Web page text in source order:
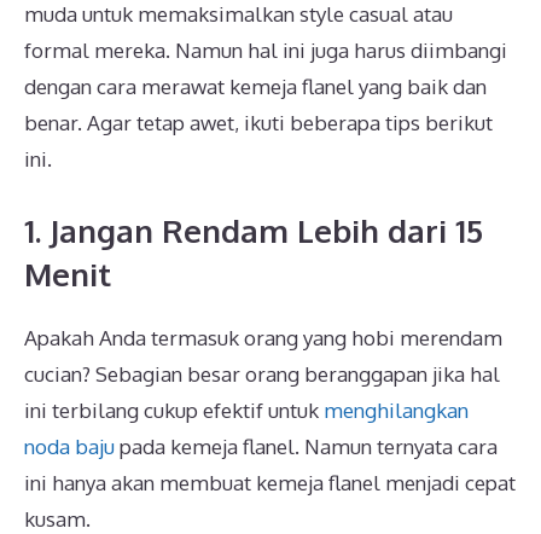
muda untuk memaksimalkan style casual atau
formal mereka. Namun hal ini juga harus diimbangi
dengan cara merawat kemeja flanel yang baik dan
benar. Agar tetap awet, ikuti beberapa tips berikut
ini.
1. Jangan Rendam Lebih dari 15
Menit
Apakah Anda termasuk orang yang hobi merendam
cucian? Sebagian besar orang beranggapan jika hal
ini terbilang cukup efektif untuk menghilangkan
noda bajupada kemeja flanel. Namun ternyata cara
ini hanya akan membuat kemeja flanel menjadi cepat
kusam.